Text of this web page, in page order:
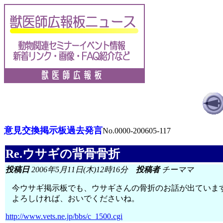
意見交換掲示板過去発言No.0000-200605-117
Re.ウサギの背骨骨折
投稿日2006年5月11日(木)12時16分 投稿者チーママ
今ウサギ掲示板でも、ウサギさんの骨折のお話が出ていま
よろしければ、おいでくださいね。
http://www.vets.ne.jp/bbs/c_1500.cgi